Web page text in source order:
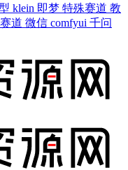
klein 即梦 特殊赛道 教
道 微信 comfyui 千问